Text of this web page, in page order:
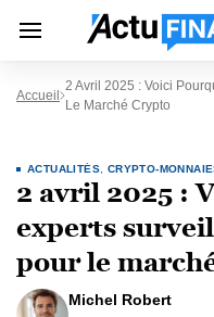
Accueil
2 Avril 2025 : Voici
Le Marché Crypto
ACTUALITÉS CRYPTO-
2 avril 2025 :
experts
pour le
Michel Robert